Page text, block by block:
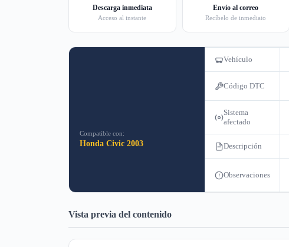
Descarga inmediata
Acceso al instante
Envío al correo
Recíbelo de inmediato
Compatible con:
Honda Civic 2003
Vehículo
Código DTC
Sistema
afectado
Descripción
Observaciones
Vista previa del contenido